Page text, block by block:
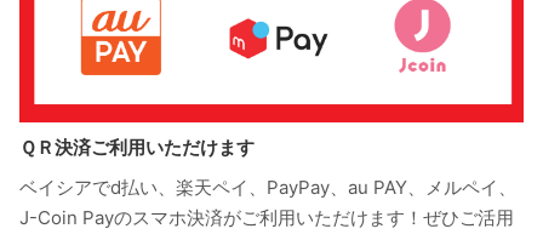
ＱＲ決済ご利用いただけます
ベイシアでd払い、楽天ペイ、PayPay、au PAY、メルペイ、
J-Coin Payのスマホ決済がご利用いただけます！ぜひご活用